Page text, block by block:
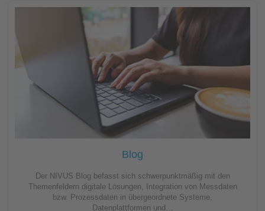
Blog
Der NIVUS Blog befasst sich schwerpunktmäßig mit den
Themenfeldern digitale Lösungen, Integration von Messdaten
bzw. Prozessdaten in übergeordnete Systeme,
Datenplattformen und…